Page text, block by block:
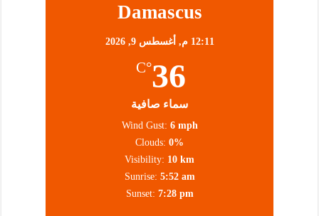
Damascus
12:11 م, أغسطس 9, 2026
36
°C
سماء صافية
Wind Gust: 6 mph
Clouds: 0%
Visibility: 10 km
Sunrise: 5:52 am
Sunset: 7:28 pm